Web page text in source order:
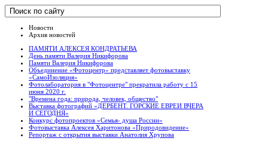
Новости
Архив новостей
ПАМЯТИ АЛЕКСЕЯ КОНДРАТЬЕВА
День памяти Валерия Никифорова
Памяти Валерия Никифорова
Объединение «Фотоцентр» представляет фотовыставку
«СамоИзоляция»
Фотолаборатория в "Фотоцентре" прекратила работу с 15
июня 2020 г.
"Времена года: природа, человек, общество"
Выставка фотографий «ДЕРБЕНТ. ГОРСКИЕ ЕВРЕИ ВЧЕРА
И СЕГОДНЯ»
Конкурс фотопроектов «Семья- душа России»
Фотовыставка Алексея Харитонова «Природовидение»
Репортаж с открытия выставки Анатолия Хрупова